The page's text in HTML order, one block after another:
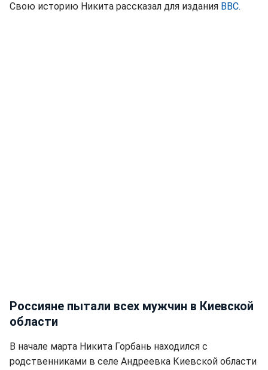
Свою историю Никита рассказал для издания BBC.
Россияне пытали всех мужчин в Киевской
области
В начале марта Никита Горбань находился с
родственниками в селе Андреевка Киевской области